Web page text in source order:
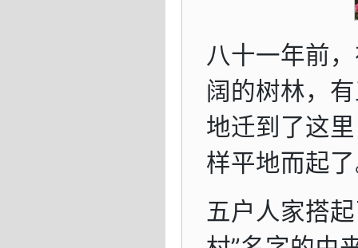
八十一年前
阔的树林，
地迁到了这
样平地而起
五户人家搭